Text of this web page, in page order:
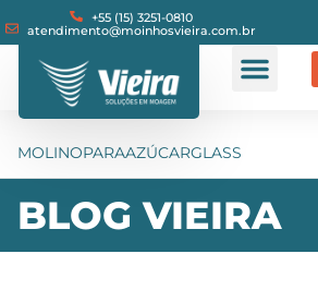
+55 (15) 3251-0810
atendimento@moinhosvieira.com.br
MOLINOPARAAZÚCARGLASS
BLOG VIEIRA